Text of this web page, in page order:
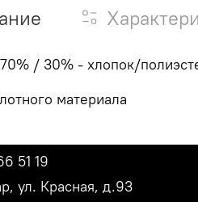
/ 30% - хлопок/
материала
51 19
ул. Красная, д.93